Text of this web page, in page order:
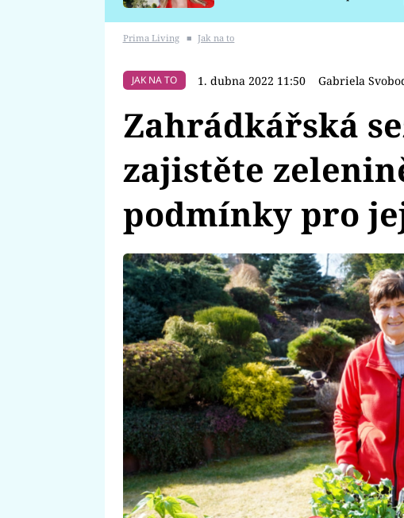
Prima Living ■ Jak na to
JAK NA TO 1. dubna 2022 11:50 Gabriela
Zahrádkářská
zajistěte
podmínky pro